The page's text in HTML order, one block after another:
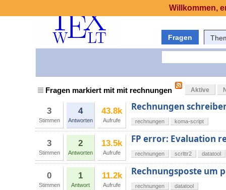
Fragen
Fragen markiert mit mit rechnungen Aktive
3
Stimmen
4
Antworten
43.8k
Aufrufe
Rechnungen
rechnungen koma-script
3
Stimmen
2
Antworten
13.5k
Aufrufe
FP error: Evaluation
rechnungen scrlttr2 datatool
0
Stimmen
1
Antwort
11.2k
Aufrufe
Rechnungsposte um
rechnungen datatool
Willkommen,